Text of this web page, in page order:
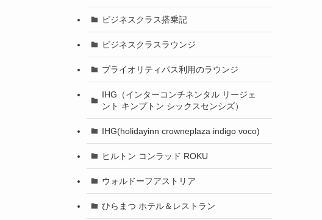
ビジネスクラス搭乗記
ビジネスクラスラウンジ
プライオリティパス利用のラウンジ
IHG（インターコンチネンタル リージェ
ント キンプトン シックスセンシズ）
IHG(holidayinn crowneplaza indigo voco)
ヒルトン コンラッド ROKU
ウォルドーフアストリア
ひらまつ ホテル＆レストラン